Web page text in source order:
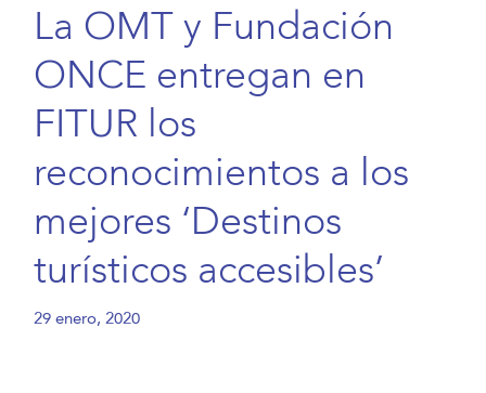
La OMT y Fundación
ONCE entregan en
FITUR los
reconocimientos a los
mejores ‘Destinos
turísticos accesibles’
29 enero, 2020